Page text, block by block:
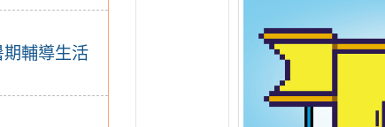
輔導生活